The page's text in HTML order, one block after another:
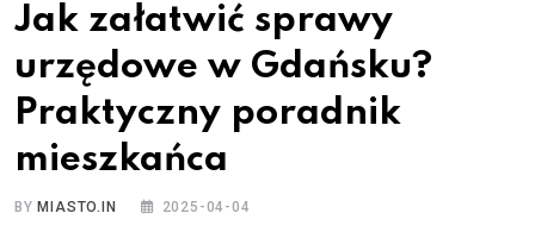
Jak załatwić sprawy
urzędowe w Gdańsku?
Praktyczny poradnik
mieszkańca
BYMIASTO.IN 2025-04-04